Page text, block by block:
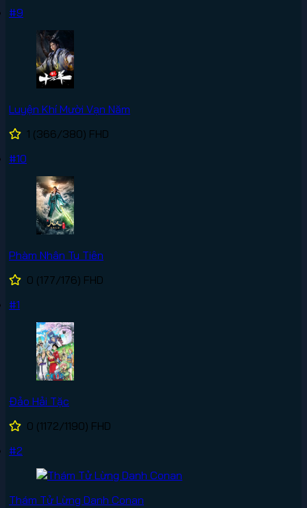
#9
Luyện Khí Mười Vạn Năm
1 (366/380) FHD
#10
Phàm Nhân Tu Tiên
0 (177/176) FHD
#1
Đảo Hải Tặc
0 (1172/1190) FHD
#2
Thám Tử Lừng Danh Conan